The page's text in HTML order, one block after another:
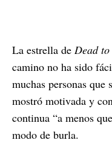
La estrella de Dead
camino no ha sido
muchas personas
mostró motivada y
continua “a menos
modo de burla.